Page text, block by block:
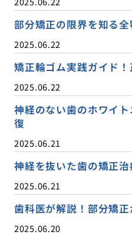
部分矯正の限界を知る
2025.06.22
矯正輪ゴム実践ガイド
2025.06.22
神経のない歯のホワイ
復
2025.06.21
神経を抜いた歯の矯正
2025.06.21
歯科医が解説！部分矯
2025.06.20